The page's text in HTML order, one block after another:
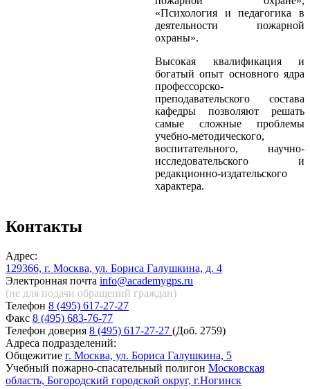
«Психология и педагогика в
деятельности пожарной
охраны».
Высокая квалификация и
богатый опыт основного ядра
профессорско-
преподавательского состава
кафедры позволяют решать
самые сложные проблемы
учебно-методического,
воспитательного, научно-
исследовательского и
редакционно-издательского
характера.
Контакты
Адрес:
129366, г. Москва, ул. Бориса Галушкина, д. 4
Электронная почта info@academygps.ru
(не для подачи обращений граждан)
Телефон 8 (495) 617-27-27
Факс 8 (495) 683-76-77
Телефон доверия 8 (495) 617-27-27 (Доб. 2759)
Адреса подразделений:
Общежитие г. Москва, ул. Бориса Галушкина, 5
Учебный пожарно-спасательный полигон Московская
область, Богородский городской округ, г.Ногинск